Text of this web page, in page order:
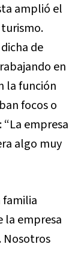
amplió el
turismo.
de
en
la función
focos o
La empresa
algo muy
familia
la empresa
Nosotros